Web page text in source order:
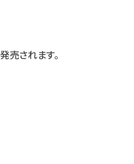
売されます。